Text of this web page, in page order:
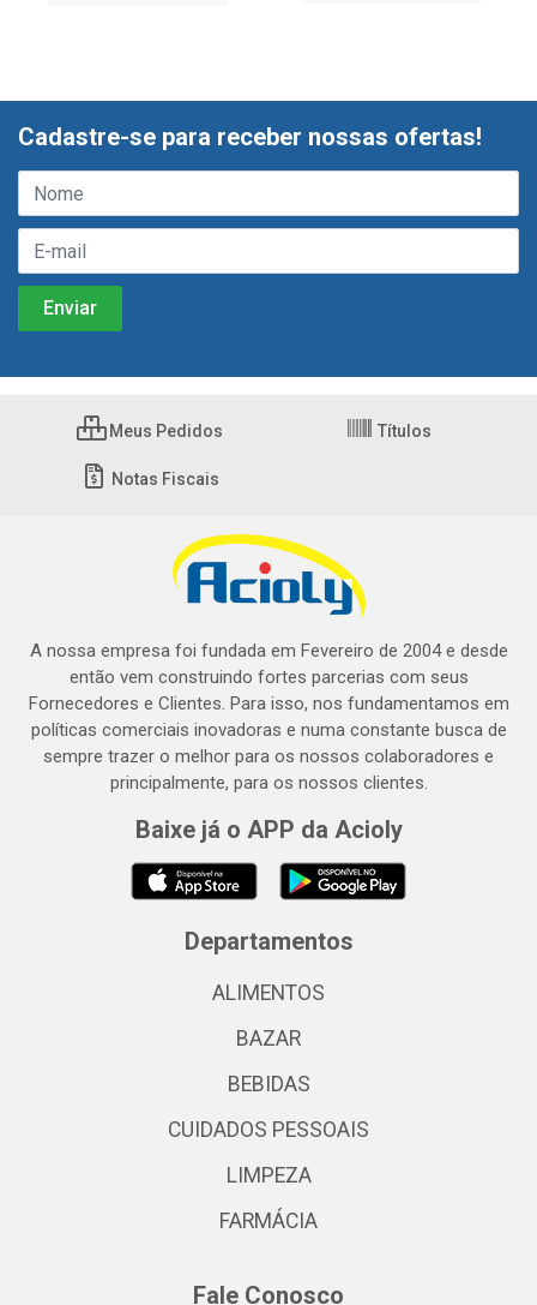
Cadastre-se para receber nossas ofertas!
Meus Pedidos Títulos
Notas Fiscais
A nossa empresa foi fundada em Fevereiro de 2004 e desde
então vem construindo fortes parcerias com seus
Fornecedores e Clientes. Para isso, nos fundamentamos em
políticas comerciais inovadoras e numa constante busca de
sempre trazer o melhor para os nossos colaboradores e
principalmente, para os nossos clientes.
Baixe já o APP da Acioly
Departamentos
ALIMENTOS
BAZAR
BEBIDAS
CUIDADOS PESSOAIS
LIMPEZA
FARMÁCIA
Fale Conosco